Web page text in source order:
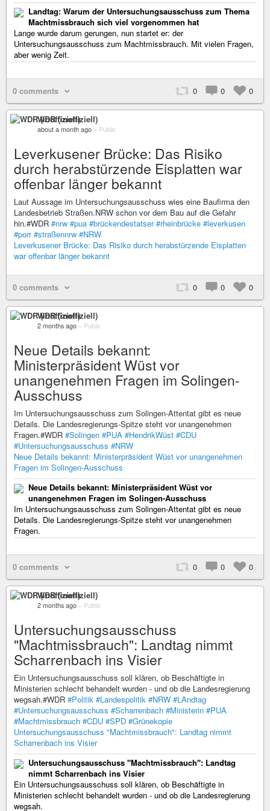
Landtag: Warum der Untersuchungsausschuss zum Thema
Machtmissbrauch sich viel vorgenommen hat
Lange wurde darum gerungen, nun startet er: der
Untersuchungsausschuss zum Machtmissbrauch. Mit vielen Fragen,
aber wenig Zeit.
0 comments 0 0 0
WDR (inoffiziell)
about a month ago – Public
Leverkusener Brücke: Das Risiko
durch herabstürzende Eisplatten war
offenbar länger bekannt
Laut Aussage im Untersuchungsausschuss wies eine Baufirma den
Landesbetrieb Straßen.NRW schon vor dem Bau auf die Gefahr
hin.#WDR #nrw #pua #brückendestatser #rheinbrücke #leverkusen
#porr #straßennrw #NRW
Leverkusener Brücke: Das Risiko durch herabstürzende Eisplatten
war offenbar länger bekannt
0 comments 0 0 0
WDR (inoffiziell)
2 months ago – Public
Neue Details bekannt:
Ministerpräsident Wüst vor
unangenehmen Fragen im Solingen-
Ausschuss
Im Untersuchungsausschuss zum Solingen-Attentat gibt es neue
Details. Die Landesregierungs-Spitze steht vor unangenehmen
Fragen.#WDR #Solingen #PUA #HendrikWüst #CDU
#Untersuchungsausschuss #NRW
Neue Details bekannt: Ministerpräsident Wüst vor unangenehmen
Fragen im Solingen-Ausschuss
Neue Details bekannt: Ministerpräsident Wüst vor
unangenehmen Fragen im Solingen-Ausschuss
Im Untersuchungsausschuss zum Solingen-Attentat gibt es neue
Details. Die Landesregierungs-Spitze steht vor unangenehmen
Fragen.
0 comments 0 0 0
WDR (inoffiziell)
2 months ago – Public
Untersuchungsausschuss
"Machtmissbrauch": Landtag nimmt
Scharrenbach ins Visier
Ein Untersuchungsausschuss soll klären, ob Beschäftigte in
Ministerien schlecht behandelt wurden - und ob die Landesregierung
wegsah.#WDR #Politik #Landespolitik #NRW #LAndtag
#Untersuchungsausschuss #Scharrenbach #Ministerin #PUA
#Machtmissbrauch #CDU #SPD #Grünekopie
Untersuchungsausschuss "Machtmissbrauch": Landtag nimmt
Scharrenbach ins Visier
Untersuchungsausschuss "Machtmissbrauch": Landtag
nimmt Scharrenbach ins Visier
Ein Untersuchungsausschuss soll klären, ob Beschäftigte in
Ministerien schlecht behandelt wurden - und ob die Landesregierung
wegsah.